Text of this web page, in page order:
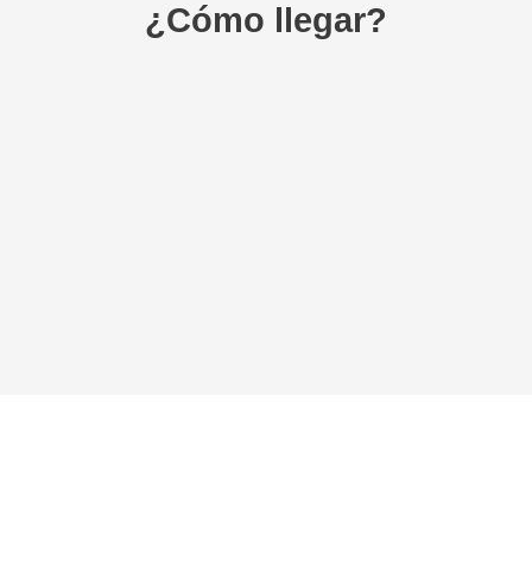
¿Cómo llegar?